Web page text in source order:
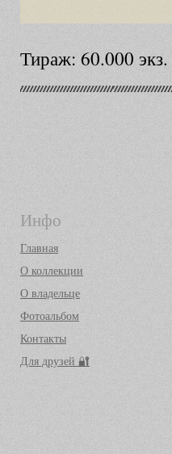
Тираж: 60.000 экз.
Инфо
Главная
О коллекции
О владельце
Фотоальбом
Контакты
Для друзей 🔐